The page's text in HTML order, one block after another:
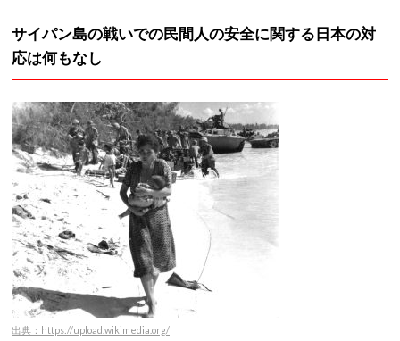
サイパン島の戦いでの民間人の安全に関する日本の対
応は何もなし
出典：https://upload.wikimedia.org/